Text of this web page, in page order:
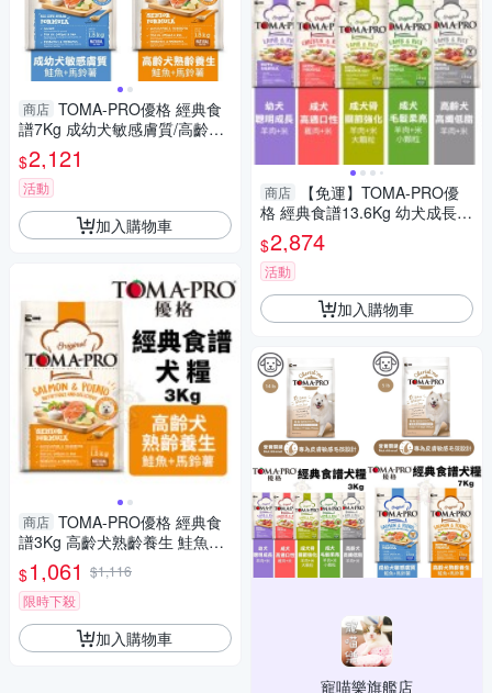
商店 TOMA-PRO優格 經典食
譜7Kg 成幼犬敏感膚質/高齡犬
熟齡養生 鮭魚+馬鈴薯配方 犬
糧
$2,121
活動
加入購物車
商店 TOMA-PRO優格 經典食
譜3Kg 高齡犬熟齡養生 鮭魚
+馬鈴薯配方 犬糧
$1,061 $1,116
限時下殺
加入購物車
商店
【免運】TOMA-PRO優
格 經典食譜13.6Kg 幼犬成長/
成犬毛髮柔亮/關節/高齡犬低脂
配方
$2,874
活動
加入購物車
寵喵樂旗艦店